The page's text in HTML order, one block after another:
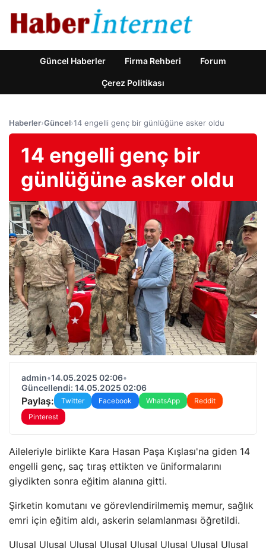
Güncel Haberler Firma Rehberi Forum
Çerez Politikası
Haberler›Güncel›14 engelli genç bir günlüğüne asker oldu
14 engelli genç bir
günlüğüne asker oldu
admin•14.05.2025 02:06•
Güncellendi: 14.05.2025 02:06
Paylaş: Twitter Facebook WhatsApp
Reddit
Pinterest
Aileleriyle birlikte Kara Hasan Paşa Kışlası'na giden 14
engelli genç, saç tıraş ettikten ve üniformalarını
giydikten sonra eğitim alanına gitti.
Şirketin komutanı ve görevlendirilmemiş memur, sağlık
emri için eğitim aldı, askerin selamlanması öğretildi.
Ulusal Ulusal Ulusal Ulusal Ulusal Ulusal Ulusal Ulusal